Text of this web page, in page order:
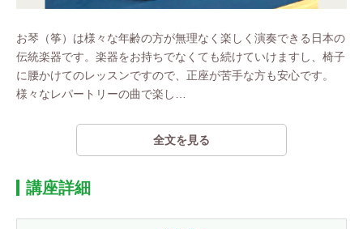
お琴（筝）は様々な年齢の方が無理なく楽しく演奏できる日本の
伝統楽器です。楽器をお持ちでなくても続けていけますし、椅子
に腰かけてのレッスンですので、正座が苦手な方も安心です。
様々なレパートリーの曲で楽し
全文を見る
講座詳細